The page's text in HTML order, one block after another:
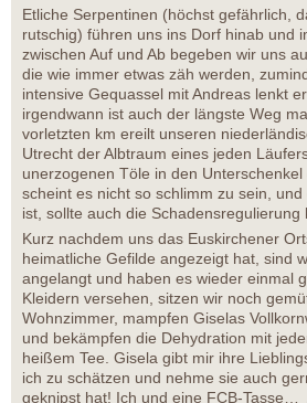
Etliche Serpentinen (höchst gefährlich,
rutschig) führen uns ins Dorf hinab und
zwischen Auf und Ab begeben wir uns
die wie immer etwas zäh werden,
intensive Gequassel mit Andreas lenkt
irgendwann ist auch der längste Weg
vorletzten km ereilt unseren
Utrecht der Albtraum eines jeden
unerzogenen Töle in den
scheint es nicht so schlimm zu sein,
ist, sollte auch die Schadensregulierung
Kurz nachdem uns das Euskirchener
heimatliche Gefilde angezeigt hat, sind
angelangt und haben es wieder einmal
Kleidern versehen, sitzen wir noch
Wohnzimmer, mampfen Giselas
und bekämpfen die Dehydration mit
heißem Tee. Gisela gibt mir ihre
ich zu schätzen und nehme sie auch
geknipst hat! Ich und eine FCB-Tasse…